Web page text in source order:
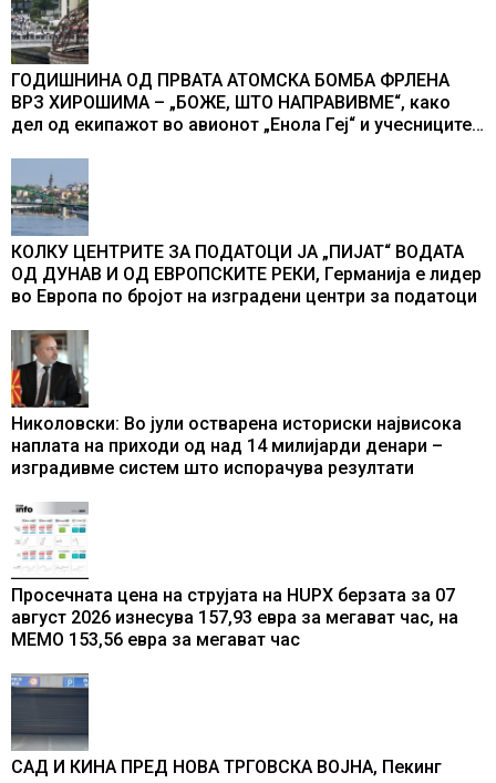
ГОДИШНИНА ОД ПРВАТА АТОМСКА БОМБА ФРЛЕНА
ВРЗ ХИРОШИМА – „БОЖЕ, ШТО НАПРАВИВМЕ“, како
дел од екипажот во авионот „Енола Геј“ и учесниците
промени текот на историјата
КОЛКУ ЦЕНТРИТЕ ЗА ПОДАТОЦИ ЈА „ПИЈАТ“ ВОДАТА
ОД ДУНАВ И ОД ЕВРОПСКИТЕ РЕКИ, Германија е лидер
во Европа по бројот на изградени центри за податоци
Николовски: Во јули остварена историски највисока
наплата на приходи од над 14 милијарди денари –
изградивме систем што испорачува резултати
Просечната цена на струјата на HUPX берзата за 07
август 2026 изнесува 157,93 евра за мегават час, на
МЕМО 153,56 евра за мегават час
САД И КИНА ПРЕД НОВА ТРГОВСКА ВОЈНА, Пекинг